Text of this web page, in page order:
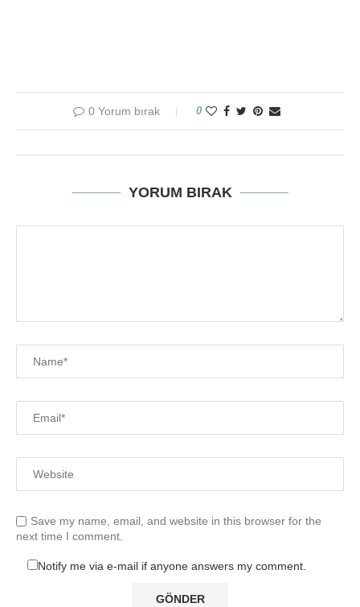
0 Yorum bırak 0
YORUM BIRAK
Save my name, email, and website in this browser for the
next time I comment.
Notify me via e-mail if anyone answers my comment.